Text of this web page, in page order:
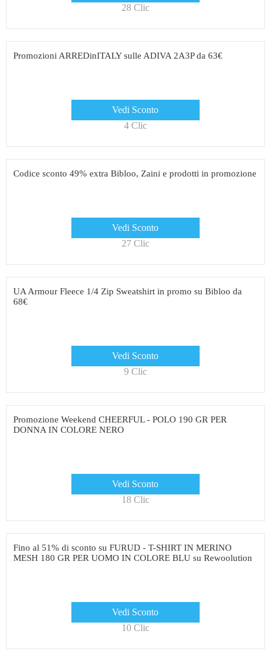
28 Clic
Promozioni ARREDinITALY sulle ADIVA 2A3P da 63€
Vedi Sconto
4 Clic
Codice sconto 49% extra Bibloo, Zaini e prodotti in promozione
Vedi Sconto
27 Clic
UA Armour Fleece 1/4 Zip Sweatshirt in promo su Bibloo da
68€
Vedi Sconto
9 Clic
Promozione Weekend CHEERFUL - POLO 190 GR PER
DONNA IN COLORE NERO
Vedi Sconto
18 Clic
Fino al 51% di sconto su FURUD - T-SHIRT IN MERINO
MESH 180 GR PER UOMO IN COLORE BLU su Rewoolution
Vedi Sconto
10 Clic